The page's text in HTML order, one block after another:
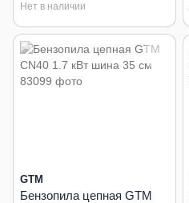
Нет в наличии
GTM
Бензопила цепная GTM